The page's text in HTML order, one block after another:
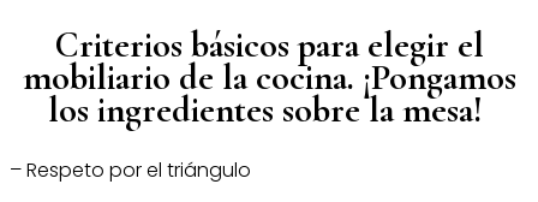
Criterios básicos para elegir el
mobiliario de la cocina. ¡Pongamos
los ingredientes sobre la mesa!
– Respeto por el triángulo